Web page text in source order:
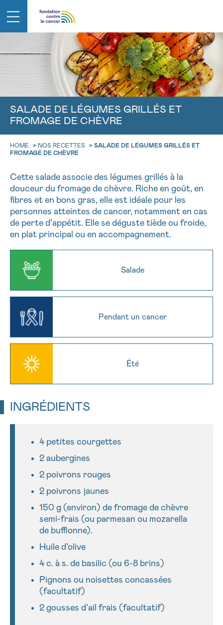
SALADE DE LÉGUMES GRILLÉS ET
FROMAGE DE CHÈVRE
HOME > NOS RECETTES > SALADE DE LÉGUMES GRILLÉS ET
FROMAGE DE CHÈVRE
Cette salade associe des légumes grillés à la
douceur du fromage de chèvre. Riche en goût, en
fibres et en bons gras, elle est idéale pour les
personnes atteintes de cancer, notamment en cas
de perte d’appétit. Elle se déguste tiède ou froide,
en plat principal ou en accompagnement.
Salade
Pendant un cancer
Été
INGRÉDIENTS
4 petites courgettes
2 aubergines
2 poivrons rouges
2 poivrons jaunes
150 g (environ) de fromage de chèvre
semi-frais (ou parmesan ou mozarella
de bufflonne).
Huile d’olive
4 c. à s. de basilic (ou 6-8 brins)
Pignons ou noisettes concassées
(facultatif)
2 gousses d’ail frais (facultatif)
E-MAIL
PRÉNOM
FACE AU CANCER VOUS N’ÊTES PAS
Des professionnels pour répondre à toutes vos questions
0800 15 801 lu-ve 9h à 18h
Via le formulaire de contact
Je souhaite être rappelé.e
En savoir plus sur Cancerinfo
E-MAIL
VOTRE QUESTION
Je souhaite recevoir la Newsletter
J’accepte lesconditions d’utilisations
Envoyer
RETOUR
9h-11h
11h-13h
13h-16h
16h-18h
Suivant